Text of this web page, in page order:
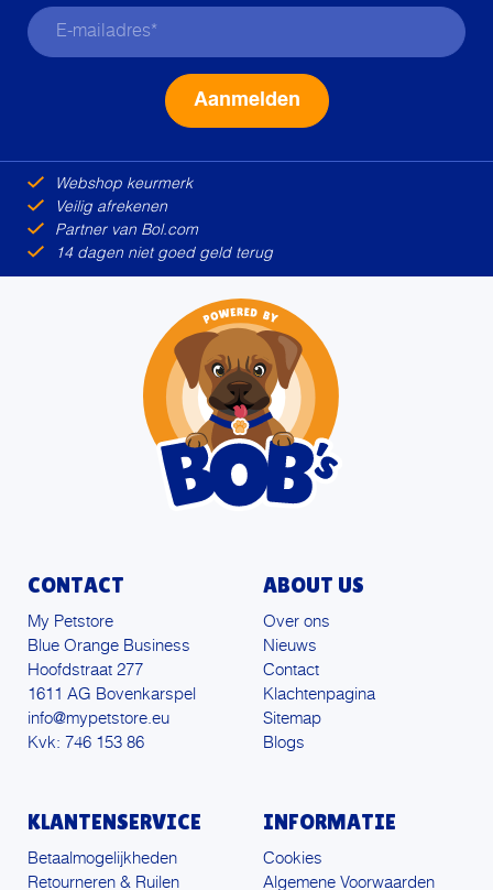
Webshop keurmerk
Veilig afrekenen
Partner van Bol.com
14 dagen niet goed geld terug
CONTACT
My Petstore
Blue Orange Business
Hoofdstraat 277
1611 AG Bovenkarspel
info@mypetstore.eu
Kvk: 746 153 86
ABOUT US
Over ons
Nieuws
Contact
Klachtenpagina
Sitemap
Blogs
KLANTENSERVICE
Betaalmogelijkheden
Retourneren & Ruilen
INFORMATIE
Cookies
Algemene Voorwaarden